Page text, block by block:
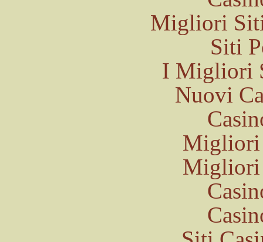
Migliori
Siti
I Migliori
Nuovi
Migliori
Migliori